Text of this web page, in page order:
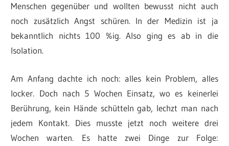
Menschen gegenüber und wollten bewusst nicht auch
noch zusätzlich Angst schüren. In der Medizin ist ja
bekanntlich nichts 100 %ig. Also ging es ab in die
Isolation.
Am Anfang dachte ich noch: alles kein Problem, alles
locker. Doch nach 5 Wochen Einsatz, wo es keinerlei
Berührung, kein Hände schütteln gab, lechzt man nach
jedem Kontakt. Dies musste jetzt noch weitere drei
Wochen warten. Es hatte zwei Dinge zur Folge: